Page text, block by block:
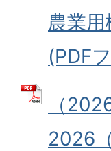
農業
(PDF
（
2026